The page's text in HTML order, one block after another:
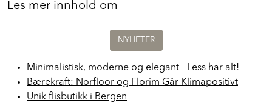
Les mer innhold om
NYHETER
Minimalistisk, moderne og elegant - Less har alt!
Bærekraft: Norfloor og Florim Går Klimapositivt
Unik flisbutikk i Bergen